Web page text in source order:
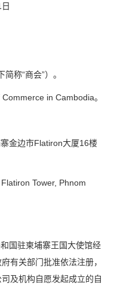
称“商会”）。
in Cambodia。
金边市Flatiron大厦16楼
Tower, Phnom
国驻柬埔寨王国大使馆经
有关部门批准依法注册，
及机构自愿发起成立的自